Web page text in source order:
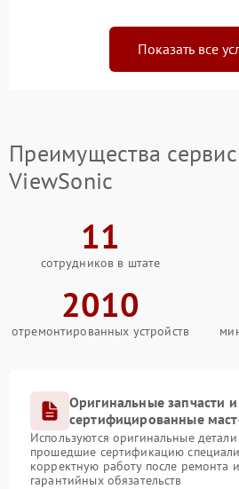
Показать все
Преимущества
ViewSonic
11
сотрудников в штате
2010
отремонтированных устройств
Оригинальные запчасти и
сертифицированные
Используются оригинальные
прошедшие сертификацию
корректную работу после ремонта
гарантийных обязательств